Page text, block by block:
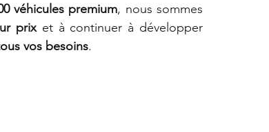
véhicules premium, nous sommes
prix et à continuer à développer
vos besoins.